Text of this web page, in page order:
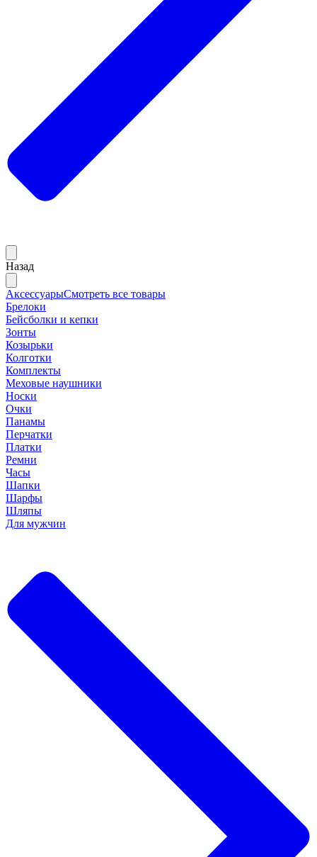
Назад
АксессуарыСмотреть все товары
Брелоки
Бейсболки и кепки
Зонты
Козырьки
Колготки
Комплекты
Меховые наушники
Носки
Очки
Панамы
Перчатки
Платки
Ремни
Часы
Шапки
Шарфы
Шляпы
Для мужчин